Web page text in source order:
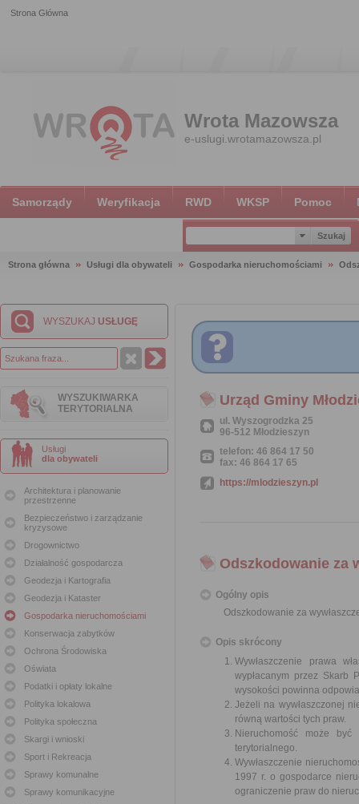
Strona Główna
Wrota Mazowsza
e-uslugi.wrotamazowsza.pl
Samorządy Weryfikacja RWD WKSP Pomoc
Strona główna Usługi dla obywateli Gospodarka nieruchomościami
WYSZUKAJ USŁUGĘ
WYSZUKIWARKA
TERYTORIALNA
Usługi
dla obywateli
Architektura i planowanie
przestrzenne
Bezpieczeństwo i zarządzanie
kryzysowe
Drogownictwo
Działalność gospodarcza
Geodezja i Kartografia
Geodezja i Kataster
Gospodarka nieruchomościami
Konserwacja zabytków
Ochrona Środowiska
Oświata
Podatki i opłaty lokalne
Polityka lokalowa
Polityka społeczna
Skargi i wnioski
Sport i Rekreacja
Sprawy komunalne
Sprawy komunikacyjne
Urząd Gminy
ul. Wyszogrodzka 25
96-512 Młodzieszyn
telefon: 46 864 17 50
fax: 46 864 17 65
https://mlodzieszyn.pl
Odszkodowanie za
Ogólny opis
Odszkodowanie za
Opis skrócony
Wywłaszczenie prawa
wypłacanym przez Skarb
wysokości powinna
Jeżeli na wywłaszczonej
równą wartości tych praw.
Nieruchomość może
terytorialnego.
Wywłaszczenie
1997 r. o gospodarce
ograniczenie praw do